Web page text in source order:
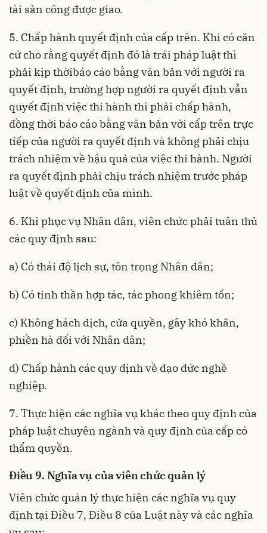
tài sản công được giao.
5. Chấp hành quyết định của cấp trên. Khi có căn
cứ cho rằng quyết định đó là trái pháp luật thì
phải kịp thờibáo cáo bằng văn bản với người ra
quyết định, trường hợp người ra quyết định vẫn
quyết định việc thi hành thì phải chấp hành,
đồng thời báo cáo bằng văn bản với cấp trên trực
tiếp của người ra quyết định và không phải chịu
trách nhiệm về hậu quả của việc thi hành. Người
ra quyết định phải chịu trách nhiệm trước pháp
luật về quyết định của mình.
6. Khi phục vụ Nhân dân, viên chức phải tuân thủ
các quy định sau:
a) Có thái độ lịch sự, tôn trọng Nhân dân;
b) Có tinh thần hợp tác, tác phong khiêm tốn;
c) Không hách dịch, cửa quyền, gây khó khăn,
phiền hà đối với Nhân dân;
d) Chấp hành các quy định về đạo đức nghề
nghiệp.
7. Thực hiện các nghĩa vụ khác theo quy định của
pháp luật chuyên ngành và quy định của cấp có
thẩm quyền.
Điều 9. Nghĩa vụ của viên chức quản lý
Viên chức quản lý thực hiện các nghĩa vụ quy
định tại Điều 7, Điều 8 của Luật nàyvà các nghĩa